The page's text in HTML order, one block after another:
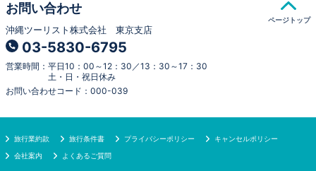
お問い合わせ
沖縄ツーリスト株式会社 東京支店
03-5830-6795
営業時間 ： 平日10：00～12：30／13：30～17：30
土・日・祝日休み
お問い合わせコード ： 000-039
ページトップ
旅行業約款 旅行条件書 プライバシーポリシー
キャンセルポリシー
会社案内
よくあるご質問